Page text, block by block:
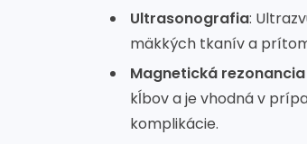
Ultrasonografia:
mäkkých tkanív a
Magnetická rezonancia
kĺbov a je vhodná v
komplikácie.